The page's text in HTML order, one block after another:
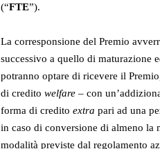
(“FTE”).
La corresponsione del Premio
successivo a quello di maturazione
potranno optare di ricevere il
di credito welfare – con
forma di credito extra pari ad una
in caso di conversione di almeno la
modalità previste dal regolamento